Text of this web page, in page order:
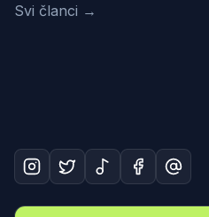
Svi članci →